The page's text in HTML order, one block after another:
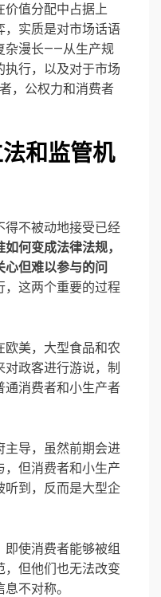
价值分配中占据上
，实质是对市场话语
杂漫长——从生产规
执行，以及对于市场
，公权力和消费者
和监管机
得不被动地接受已经
如何变成法律法规，
心但难以参与的问
，这两个重要的过程
欧美，大型食品和农
政客进行游说，制
通消费者和小生产者
主导，虽然前期会进
，但消费者和小生产
听到，反而是大型企
使消费者能够被组
，但他们也无法改变
不对称。